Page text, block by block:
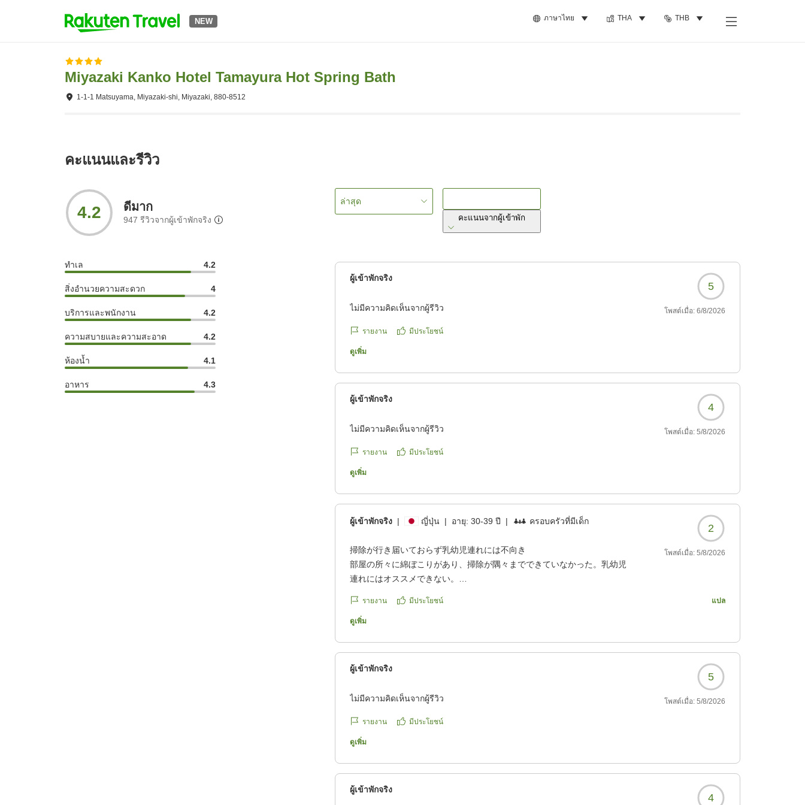
NEW ภาษาไทย THA THB
Miyazaki Kanko Hotel Tamayura Hot Spring Bath
1-1-1 Matsuyama, Miyazaki-shi, Miyazaki, 880-8512
คะแนนและรีวิว
4.2 ดีมาก
947 รีวิวจากผู้เข้าพักจริง
ทำเล 4.2
สิ่งอำนวยความสะดวก 4
บริการและพนักงาน 4.2
ความสบายและความสะอาด 4.2
ห้องน้ำ 4.1
อาหาร 4.3
ล่าสุด
คะแนนจากผู้เข้าพัก
ผู้เข้าพักจริง
5
ไม่มีความคิดเห็นจากผู้รีวิว โพสต์เมื่อ: 6/8/2026
รายงาน มีประโยชน์
ดูเพิ่ม
ผู้เข้าพักจริง
4
ไม่มีความคิดเห็นจากผู้รีวิว โพสต์เมื่อ: 5/8/2026
รายงาน มีประโยชน์
ดูเพิ่ม
ผู้เข้าพักจริง | ญี่ปุ่น | อายุ:30-39 ปี | ครอบครัวที่มีเด็ก
2
掃除が行き届いておらず乳幼児連れには不向き
部屋の所々に綿ぼこりがあり、掃除が隅々までできていなかった。乳幼児
連れにはオススメできない。
https://review.travel.rakuten.co.jp/hotel/voice/17916?
reviewId=33123478453417
โพสต์เมื่อ: 5/8/2026
รายงาน มีประโยชน์ แปล
ดูเพิ่ม
ผู้เข้าพักจริง
5
ไม่มีความคิดเห็นจากผู้รีวิว โพสต์เมื่อ: 5/8/2026
รายงาน มีประโยชน์
ดูเพิ่ม
ผู้เข้าพักจริง
4